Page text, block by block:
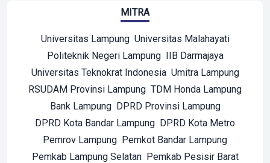
MITRA
Universitas Lampung Universitas Malahayati
Politeknik Negeri Lampung IIB Darmajaya
Universitas Teknokrat Indonesia Umitra Lampung
RSUDAM Provinsi Lampung TDM Honda Lampung
Bank Lampung DPRD Provinsi Lampung
DPRD Kota Bandar Lampung DPRD Kota Metro
Pemrov Lampung Pemkot Bandar Lampung
Pemkab Lampung Selatan Pemkab Pesisir Barat